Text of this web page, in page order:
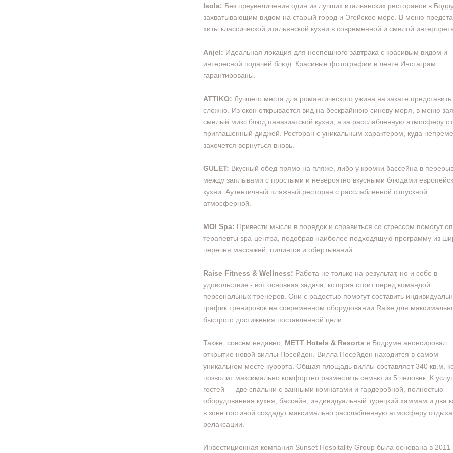
Isola: Без преувеличения один из лучших итальянских ресторанов в
захватывающим видом на старый город и Эгейское море. В меню
хиты классической итальянской кухни в современной и смелой
Anjel: Идеальная локация для неспешного завтрака с красивым видом и
интересной подачей блюд. Красивые фотографии в ленте Инстаграм
гарантированы.
ATTIKO: Лучшего места для романтического ужина на закате представить
сложно. Из окон открывается вид на бескрайнюю синеву моря, в меню
смелый микс блюд паназиатской кухни, а за расслабленную атмосферу
приглашенный диджей. Ресторан с уникальным характером, куда
захочется вернуться вновь.
GULET: Вкусный обед прямо на пляже, либо у кромки бассейна в
между заплывами с простыми и невероятно вкусными блюдами
кухни. Аутентичный пляжный ресторан с расслабленной отпускной
атмосферной.
MOI Spa: Привести мысли в порядок и справиться со стрессом помогут
терапевты spa-центра, подобрав наиболее подходящую программу из
перечня массажей, пилингов и обертываний.
Raise Fitness & Wellness: Работа не только на результат, но и себе в
удовольствие - вот основная задача, которая стоит перед командой
персональных тренеров. Они с радостью помогут составить
график тренировок на современном оборудовании Raise для
быстрого достижения поставленной цели.
Также, совсем недавно, METT Hotels & Resorts в Бодруме анонсировал
открытие новой виллы Посейдон. Вилла Посейдон находится в самом
уникальном месте курорта. Общая площадь виллы составляет 340 кв.м,
позволит максимально комфортно разместить семью из 5 человек. К
гостей — две спальни с ванными комнатами и гардеробной, полностью
оборудованная кухня, бассейн, индивидуальный турецкий хаммам и два
в зоне гостиной создадут максимально расслабленную атмосферу
релаксации.
Инвестиционная компания Sunset Hospitality Group была основана в 2011